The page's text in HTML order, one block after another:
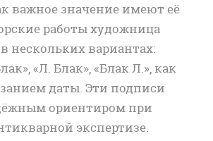
важное значение имеют её
работы художница
нескольких вариантах:
«Л. Блак», «Блак Л.», как
даты. Эти подписи
ориентиром при
экспертизе.